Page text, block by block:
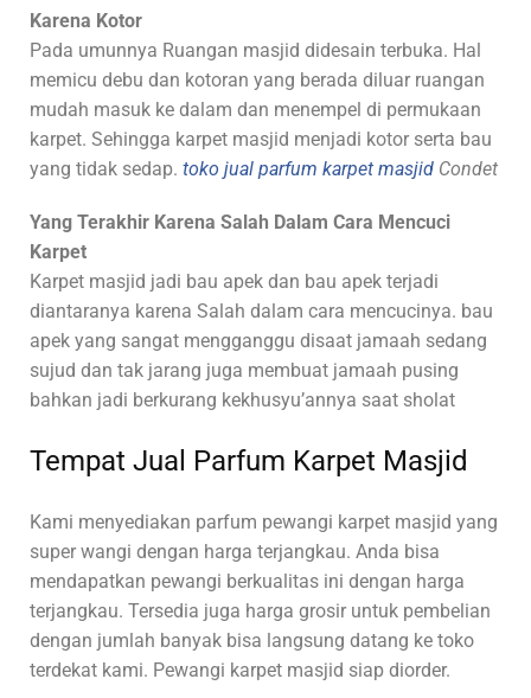
Karena Kotor
Pada umunnya Ruangan masjid didesain terbuka. Hal
memicu debu dan kotoran yang berada diluar ruangan
mudah masuk ke dalam dan menempel di permukaan
karpet. Sehingga karpet masjid menjadi kotor serta bau
yang tidak sedap. toko jual parfum karpet masjid Condet
Yang Terakhir Karena Salah Dalam Cara Mencuci
Karpet
Karpet masjid jadi bau apek dan bau apek terjadi
diantaranya karena Salah dalam cara mencucinya. bau
apek yang sangat mengganggu disaat jamaah sedang
sujud dan tak jarang juga membuat jamaah pusing
bahkan jadi berkurang kekhusyu’annya saat sholat
Tempat Jual Parfum Karpet Masjid
Kami menyediakan parfum pewangi karpet masjid yang
super wangi dengan harga terjangkau. Anda bisa
mendapatkan pewangi berkualitas ini dengan harga
terjangkau. Tersedia juga harga grosir untuk pembelian
dengan jumlah banyak bisa langsung datang ke toko
terdekat kami. Pewangi karpet masjid siap diorder.